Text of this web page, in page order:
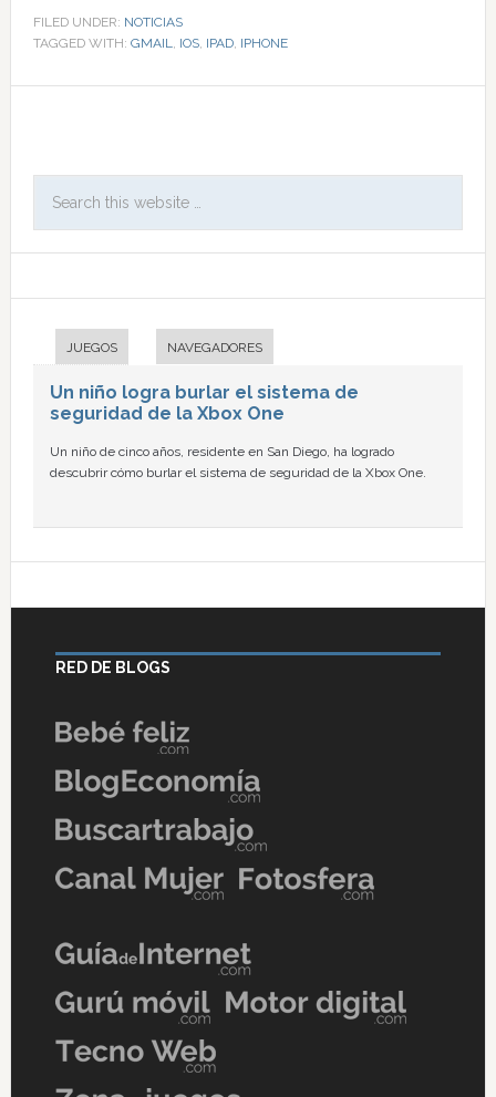
FILED UNDER: NOTICIAS
TAGGED WITH: GMAIL, IOS, IPAD, IPHONE
JUEGOS NAVEGADORES
Un niño logra burlar el sistema de
seguridad de la Xbox One
Un niño de cinco años, residente en San Diego, ha logrado
descubrir cómo burlar el sistema de seguridad de la Xbox One.
RED DE BLOGS